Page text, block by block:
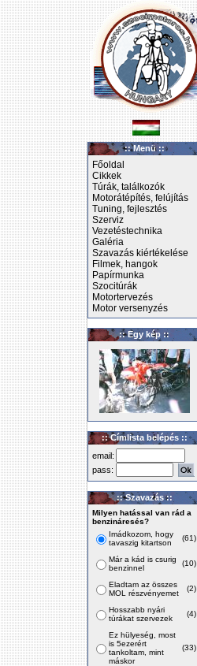
:: Menü ::
Főoldal
Cikkek
Túrák, találkozók
Motorátépítés, felújítás
Tuning, fejlesztés
Szerviz
Vezetéstechnika
Galéria
Szavazás kiértékelése
Filmek, hangok
Papírmunka
Szocitúrák
Motortervezés
Motor versenyzés
:: Egy kép ::
:: Címlista belépés ::
email:
pass:
:: Szavazás ::
Milyen hatással van rád a
benzináresés?
Imádkozom, hogy
tavaszig kitartson
(61)
Már a kád is csurig
benzinnel
(10)
Eladtam az összes
MOL részvényemet
(2)
Hosszabb nyári
túrákat szervezek
(4)
Ez hülyeség, most
is 5ezerért
tankoltam, mint
máskor
(33)